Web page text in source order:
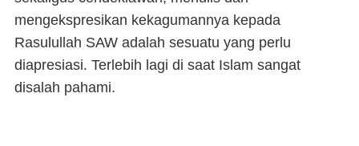
mengekspresikan kekagumannya kepada
Rasulullah SAW adalah sesuatu yang perlu
diapresiasi. Terlebih lagi di saat Islam sangat
disalah pahami.